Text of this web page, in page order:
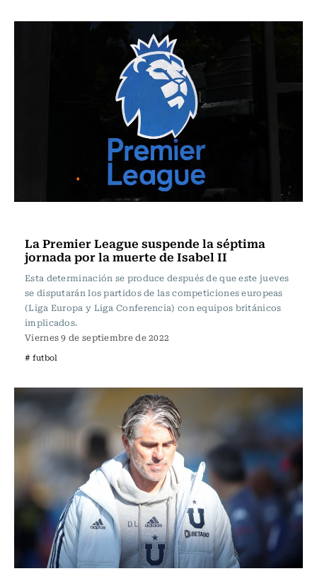
La Premier League suspende la séptima
jornada por la muerte de Isabel II
Esta determinación se produce después de que este jueves
se disputarán los partidos de las competiciones europeas
(Liga Europa y Liga Conferencia) con equipos británicos
implicados.
Viernes 9 de septiembre de 2022
# futbol